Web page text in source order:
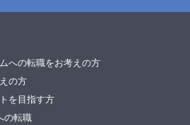
への転職をお考えの方
の方
を目指す方
の転職